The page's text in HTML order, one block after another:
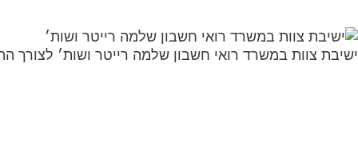
ישיבת צוות במשרד רואי חשבון שלמה רייטר ושות׳ לצורך